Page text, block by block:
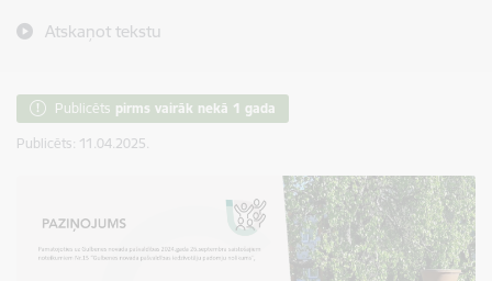
Atskaņot tekstu
Publicēts pirms vairāk nekā 1 gada
Publicēts: 11.04.2025.